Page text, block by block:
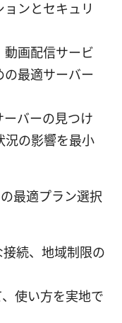
ンとセキュリ
動画配信サービ
の最適サーバー
バーの見つけ
況の影響を最小
最適プラン選択
続、地域制限の
使い方を実地で